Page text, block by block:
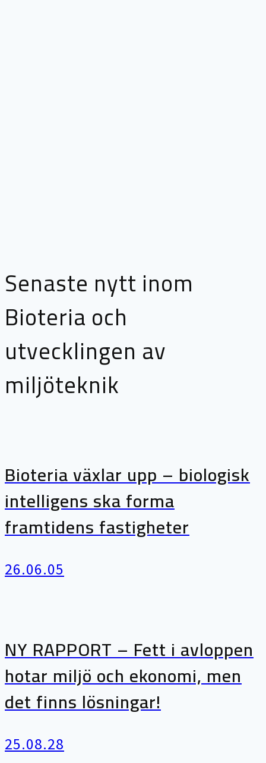
Senaste nytt inom
Bioteria och
utvecklingen av
miljöteknik
Bioteria växlar upp – biologisk
intelligens ska forma
framtidens fastigheter
26.06.05
NY RAPPORT – Fett i avloppen
hotar miljö och ekonomi, men
det finns lösningar!
25.08.28